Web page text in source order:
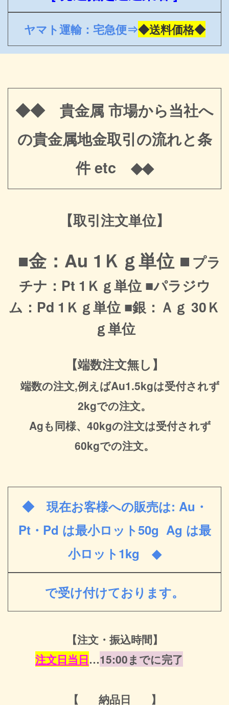
ヤマト運輸：宅急便⇒◆送料価格◆
◆◆ 貴金属 市場から当社へ
の貴金属地金取引の流れと条
件 etc ◆◆
【取引注文単位】
■金：Au 1Ｋｇ単位 ■ プラ
チナ：Pt 1Ｋｇ単位 ■パラジウ
ム：Pd 1Ｋｇ単位 ■銀：Ａｇ 30Ｋ
ｇ単位
【端数注文無し】
端数の注文,例えばAu1.5kgは受付されず
2kgでの注文。
Agも同様、40kgの注文は受付されず
60kgでの注文。
◆ 現在お客様への販売は: Au・
Pt・Pd は最小ロット50g Ag は最
小ロット1kg ◆
で受け付けております。
【注文・振込時間】
注文日当日…15:00までに完了
【 納品日 】